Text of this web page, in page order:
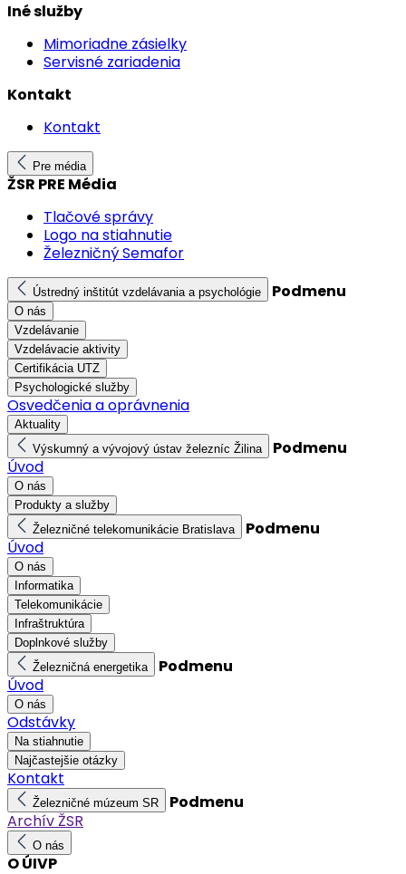
Iné služby
Mimoriadne zásielky
Servisné zariadenia
Kontakt
Kontakt
Pre média
ŽSR PRE Média
Tlačové správy
Logo na stiahnutie
Železničný Semafor
Ústredný inštitút vzdelávania a psychológie Podmenu
O nás
Vzdelávanie
Vzdelávacie aktivity
Certifikácia UTZ
Psychologické služby
Osvedčenia a oprávnenia
Aktuality
Výskumný a vývojový ústav železníc Žilina
Podmenu
Úvod
O nás
Produkty a služby
Železničné telekomunikácie Bratislava
Podmenu
Úvod
O nás
Informatika
Telekomunikácie
Infraštruktúra
Doplnkové služby
Železničná energetika
Podmenu
Úvod
O nás
Odstávky
Na stiahnutie
Najčastejšie otázky
Kontakt
Železničné múzeum SR
Podmenu
Archív ŽSR
O nás
O ÚIVP